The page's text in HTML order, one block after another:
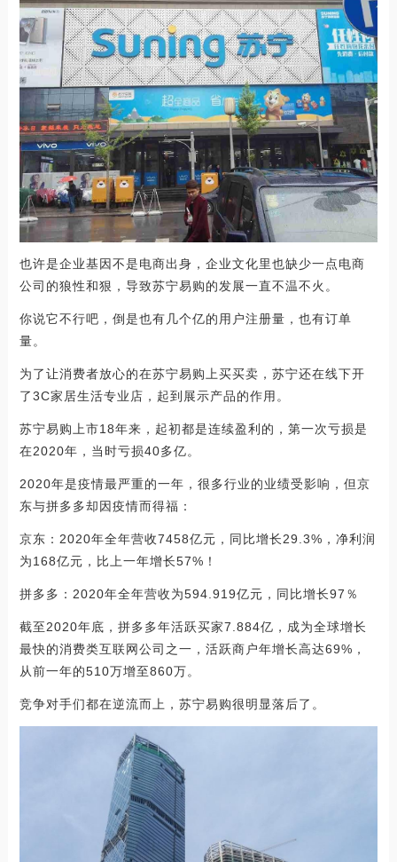
也许是企业基因不是电商出身，企业文化里也缺少一点电商
公司的狼性和狠，导致苏宁易购的发展一直不温不火。
你说它不行吧，倒是也有几个亿的用户注册量，也有订单
量。
为了让消费者放心的在苏宁易购上买买卖，苏宁还在线下开
了3C家居生活专业店，起到展示产品的作用。
苏宁易购上市18年来，起初都是连续盈利的，第一次亏损是
在2020年，当时亏损40多亿。
2020年是疫情最严重的一年，很多行业的业绩受影响，但京
东与拼多多却因疫情而得福：
京东：2020年全年营收7458亿元，同比增长29.3%，净利润
为168亿元，比上一年增长57%！
拼多多：2020年全年营收为594.919亿元，同比增长97％
截至2020年底，拼多多年活跃买家7.884亿，成为全球增长
最快的消费类互联网公司之一，活跃商户年增长高达69%，
从前一年的510万增至860万。
竞争对手们都在逆流而上，苏宁易购很明显落后了。